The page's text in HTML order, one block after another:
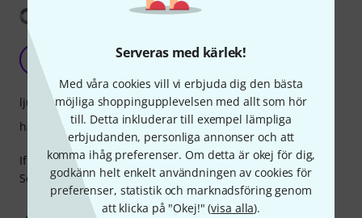
Serveras med kärlek!
Med våra cookies vill vi erbjuda dig den bästa
möjliga shoppingupplevelsen med allt som hör
till. Detta inkluderar till exempel lämpliga
erbjudanden, personliga annonser och att
komma ihåg preferenser. Om detta är okej för dig,
godkänn helt enkelt användningen av cookies för
preferenser, statistik och marknadsföring genom
att klicka på "Okej!" (visa alla).
Visa översättning
S Beginner's bow
If you are learning how to play, quality-price is perfect.
Sounds is good and strong on strings.
ljud
hantverkskvalitet